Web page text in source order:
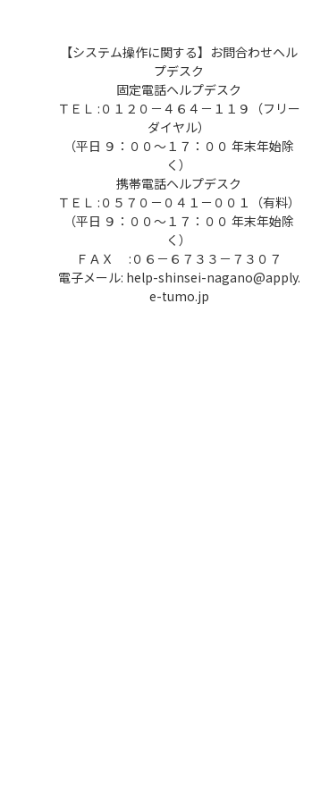
【システム操作に関する】お問合わせヘル
プデスク
固定電話ヘルプデスク
ＴＥＬ :０１２０－４６４－１１９（フリー
ダイヤル）
（平日 ９：００～１７：００ 年末年始除
く）
携帯電話ヘルプデスク
ＴＥＬ :０５７０－０４１－００１（有料）
（平日 ９：００～１７：００ 年末年始除
く）
ＦＡＸ :０６－６７３３－７３０７
電子メール: help-shinsei-nagano@apply.
e-tumo.jp